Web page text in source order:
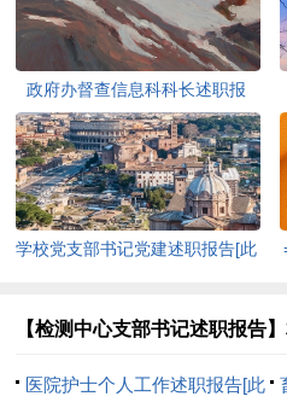
政府办督查信息科科长述职报
告-述职报告[此文共10194字]
学校党支部书记党建述职报告[此
【检测中心支部书记述职报告
医院护士个人工作述职报告[此